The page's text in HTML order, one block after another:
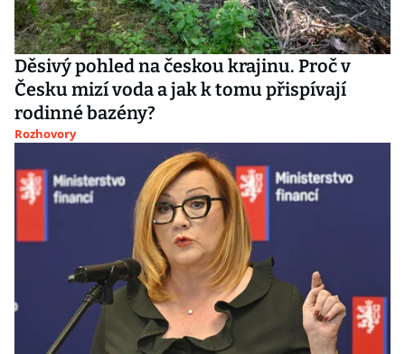
Děsivý pohled na českou krajinu. Proč v
Česku mizí voda a jak k tomu přispívají
rodinné bazény?
Rozhovory